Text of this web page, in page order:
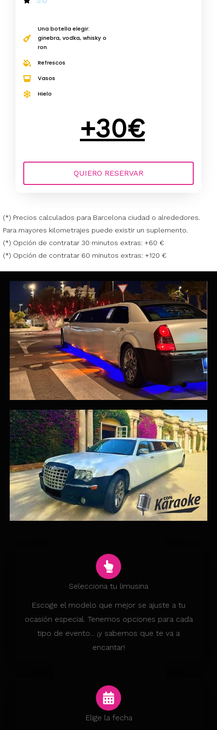
Una botella elegir:
ginebra, vodka, whisky o
ron
Refrescos
Vasos
Hielo
+30€
QUIERO RESERVAR
(*) Precios calculados para Barcelona ciudad o alrededores.
Para mayores kilometrajes puede existir un suplemento.
(*) Opción de contratar 30 minutos extras: +60 €
(*) Opción de contratar 60 minutos extras: +120 €
Selecciona tu limusina
Escoge el modelo que mejor se ajuste a tu
ocasión especial. Tenemos opciones para cada
tipo de evento... ¡y sabemos que te va a
encantar!
Elige la fecha